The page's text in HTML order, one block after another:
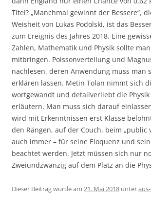
Titel? „Manchmal gewinnt der Bessere“,
Weisheit von Lukas Podolski, ist das
zum Ereignis des Jahres 2018. Eine
Zahlen, Mathematik und Physik sollte
mitbringen. Poissonverteilung und
nachlesen, deren Anwendung muss man
erklären lassen. Metin Tolan nimmt sich
wortgewandt und detailverliebt die Physik
erläutern. Man muss sich darauf
wird mit Erkenntnissen erst Klasse
den Rängen, auf der Couch, beim „public
auch immer – für seine Eloquenz und
beachtet werden. Jetzt müssen sich nur
Zweiundzwanzig auf dem Platz an die
Dieser Beitrag wurde am 21. Mai 2018 unter